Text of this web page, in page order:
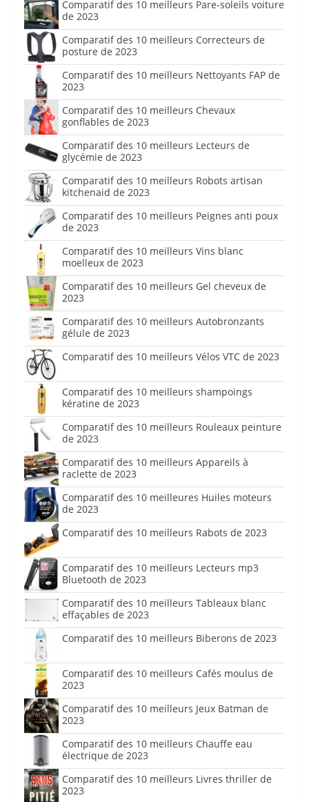
Comparatif des 10 meilleurs Pare-soleils voiture
de 2023
Comparatif des 10 meilleurs Correcteurs de
posture de 2023
Comparatif des 10 meilleurs Nettoyants FAP de
2023
Comparatif des 10 meilleurs Chevaux
gonflables de 2023
Comparatif des 10 meilleurs Lecteurs de
glycémie de 2023
Comparatif des 10 meilleurs Robots artisan
kitchenaid de 2023
Comparatif des 10 meilleurs Peignes anti poux
de 2023
Comparatif des 10 meilleurs Vins blanc
moelleux de 2023
Comparatif des 10 meilleurs Gel cheveux de
2023
Comparatif des 10 meilleurs Autobronzants
gélule de 2023
Comparatif des 10 meilleurs Vélos VTC de 2023
Comparatif des 10 meilleurs shampoings
kératine de 2023
Comparatif des 10 meilleurs Rouleaux peinture
de 2023
Comparatif des 10 meilleurs Appareils à
raclette de 2023
Comparatif des 10 meilleures Huiles moteurs
de 2023
Comparatif des 10 meilleurs Rabots de 2023
Comparatif des 10 meilleurs Lecteurs mp3
Bluetooth de 2023
Comparatif des 10 meilleurs Tableaux blanc
effaçables de 2023
Comparatif des 10 meilleurs Biberons de 2023
Comparatif des 10 meilleurs Cafés moulus de
2023
Comparatif des 10 meilleurs Jeux Batman de
2023
Comparatif des 10 meilleurs Chauffe eau
électrique de 2023
Comparatif des 10 meilleurs Livres thriller de
2023